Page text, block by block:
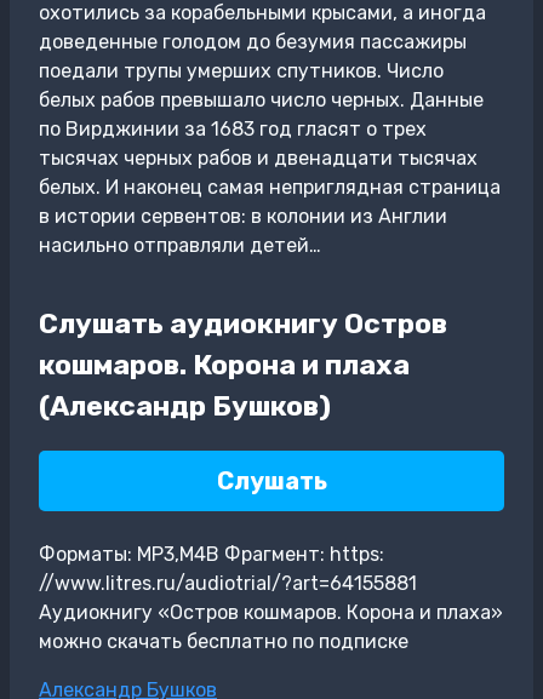
охотились за корабельными крысами, а иногда
доведенные голодом до безумия пассажиры
поедали трупы умерших спутников. Число
белых рабов превышало число черных. Данные
по Вирджинии за 1683 год гласят о трех
тысячах черных рабов и двенадцати тысячах
белых. И наконец самая неприглядная страница
в истории сервентов: в колонии из Англии
насильно отправляли детей…
Слушать аудиокнигу Остров
кошмаров. Корона и плаха
(Александр Бушков)
Слушать
Форматы: MP3,M4B Фрагмент: https:
//www.litres.ru/audiotrial/?art=64155881
Аудиокнигу «Остров кошмаров. Корона и плаха»
можно скачать бесплатно по подписке
Метки
Александр Бушков